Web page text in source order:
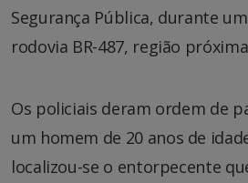
Segurança Pública, durante
rodovia BR-487, região
Os policiais deram ordem de
um homem de 20 anos de
localizou-se o entorpecente